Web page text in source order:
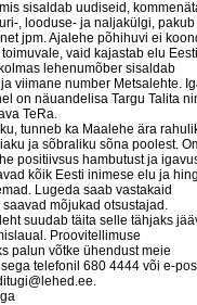
sisaldab uudiseid,
, looduse- ja naljakülgi, pakub
jpm. Ajalehe põhihuvi ei
vaid kajastab elu
lehenumõber sisaldab
viimane number Metsalehte.
on näuandelisa Targu Talita
TeRa.
tunneb ka Maalehe ära
ja sõbraliku sõna poolest.
positiivsus hambutust ja
kõik Eesti inimese elu ja
Lugeda saab vastakaid
mõjukad otsustajad.
suudab täita selle tähjaks
Proovitellimuse
palun võtke ühendust meie
telefonil 680 4444 või e-